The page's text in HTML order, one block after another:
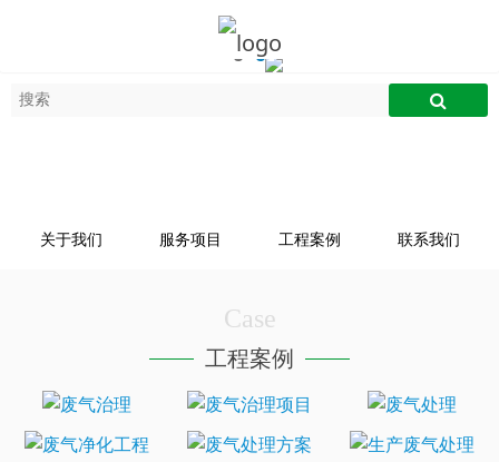
关于我们 服务项目 工程案例 联系我们
Case
工程案例